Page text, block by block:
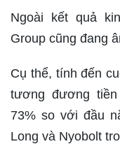
Ngoài kết quả
Group cũng đang
Cụ thể, tính đến
tương đương
73% so với đầu
Long và Nyobolt